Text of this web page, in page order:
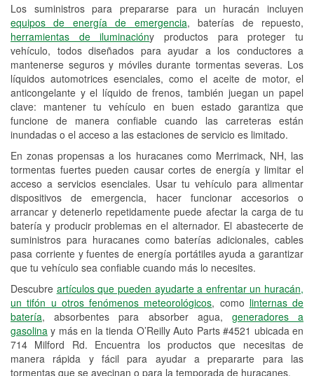
Los suministros para prepararse para un huracán incluyen
equipos de energía de emergencia, baterías de repuesto,
herramientas de iluminacióny productos para proteger tu
vehículo, todos diseñados para ayudar a los conductores a
mantenerse seguros y móviles durante tormentas severas. Los
líquidos automotrices esenciales, como el aceite de motor, el
anticongelante y el líquido de frenos, también juegan un papel
clave: mantener tu vehículo en buen estado garantiza que
funcione de manera confiable cuando las carreteras están
inundadas o el acceso a las estaciones de servicio es limitado.
En zonas propensas a los huracanes como Merrimack, NH, las
tormentas fuertes pueden causar cortes de energía y limitar el
acceso a servicios esenciales. Usar tu vehículo para alimentar
dispositivos de emergencia, hacer funcionar accesorios o
arrancar y detenerlo repetidamente puede afectar la carga de tu
batería y producir problemas en el alternador. El abastecerte de
suministros para huracanes como baterías adicionales, cables
pasa corriente y fuentes de energía portátiles ayuda a garantizar
que tu vehículo sea confiable cuando más lo necesites.
Descubre artículos que pueden ayudarte a enfrentar un huracán,
un tifón u otros fenómenos meteorológicos, como linternas de
batería, absorbentes para absorber agua, generadores a
gasolina y más en la tienda O’Reilly Auto Parts #4521 ubicada en
714 Milford Rd. Encuentra los productos que necesitas de
manera rápida y fácil para ayudar a prepararte para las
tormentas que se avecinan o para la temporada de huracanes.
Reciclaje de baterías y aceite
Instalación de bombillas de faros
Instalación de limpiaparabrisas
Programa de Préstamo de
Herramientas
Hurricane Supplies
Snowstorm Supplies
Conoce más